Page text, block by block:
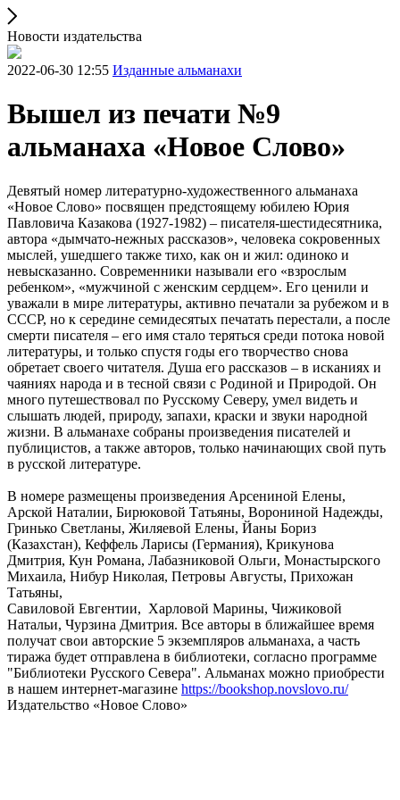
Новости издательства
2022-06-30 12:55 Изданные альманахи
Вышел из печати №9
альманаха «Новое Слово»
Девятый номер литературно-художественного альманаха
«Новое Слово» посвящен предстоящему юбилею Юрия
Павловича Казакова (1927-1982) – писателя-шестидесятника,
автора «дымчато-нежных рассказов», человека сокровенных
мыслей, ушедшего также тихо, как он и жил: одиноко и
невысказанно. Современники называли его «взрослым
ребенком», «мужчиной с женским сердцем». Его ценили и
уважали в мире литературы, активно печатали за рубежом и в
СССР, но к середине семидесятых печатать перестали, а после
смерти писателя – его имя стало теряться среди потока новой
литературы, и только спустя годы его творчество снова
обретает своего читателя. Душа его рассказов – в исканиях и
чаяниях народа и в тесной связи с Родиной и Природой. Он
много путешествовал по Русскому Северу, умел видеть и
слышать людей, природу, запахи, краски и звуки народной
жизни. В альманахе собраны произведения писателей и
публицистов, а также авторов, только начинающих свой путь
в русской литературе.
В номере размещены произведения Арсениной Елены,
Арской Наталии, Бирюковой Татьяны, Ворониной Надежды,
Гринько Светланы, Жиляевой Елены, Йаны Бориз
(Казахстан), Кеффель Ларисы (Германия), Крикунова
Дмитрия, Кун Романа, Лабазниковой Ольги, Монастырского
Михаила, Нибур Николая, Петровы Августы, Прихожан
Татьяны,
Савиловой Евгентии, Харловой Марины, Чижиковой
Натальи, Чурзина Дмитрия. Все авторы в ближайшее время
получат свои авторские 5 экземпляров альманаха, а часть
тиража будет отправлена в библиотеки, согласно программе
"Библиотеки Русского Севера". Альманах можно приобрести
в нашем интернет-магазине https://bookshop.novslovo.ru/
Издательство «Новое Слово»